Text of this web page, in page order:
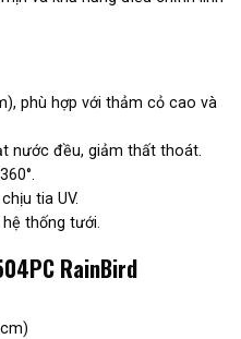
phù hợp với thảm cỏ cao và
nước đều, giảm thất thoát.
tia UV.
thống tưới.
RainBird